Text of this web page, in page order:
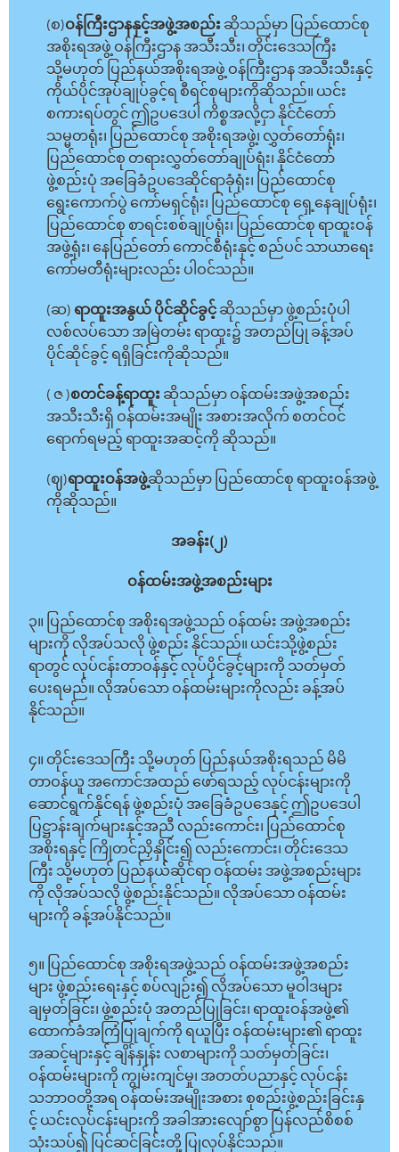
(စ)ဝန်ကြီးဌာနနှင့်အဖွဲ့အစည်း ဆိုသည်မှာ ပြည်ထောင်စု
အစိုးရအဖွဲ့ ဝန်ကြီးဌာန အသီးသီး၊ တိုင်းဒေသကြီး
သို့မဟုတ် ပြည်နယ်အစိုးရအဖွဲ့ ဝန်ကြီးဌာန အသီးသီးနှင့်
ကိုယ်ပိုင်အုပ်ချုပ်ခွင့်ရ စီရင်စုများကိုဆိုသည်။ ယင်း
စကားရပ်တွင် ဤဥပဒေပါ ကိစ္စအလို့ငှာ နိုင်ငံတော်
သမ္မတရုံး၊ ပြည်ထောင်စု အစိုးရအဖွဲ့၊ လွှတ်တော်ရုံး၊
ပြည်ထောင်စု တရားလွှတ်တော်ချုပ်ရုံး၊ နိုင်ငံတော်
ဖွဲ့စည်းပုံ အခြေခံဥပဒေဆိုင်ရာခုံရုံး၊ ပြည်ထောင်စု
ရွေးကောက်ပွဲ ကော်မရှင်ရုံး၊ ပြည်ထောင်စု ရှေ့နေချုပ်ရုံး၊
ပြည်ထောင်စု စာရင်းစစ်ချုပ်ရုံး၊ ပြည်ထောင်စု ရာထူးဝန်
အဖွဲ့ရုံး၊ နေပြည်တော် ကောင်စီရုံးနှင့် စည်ပင် သာယာရေး
ကော်မတီရုံးများလည်း ပါဝင်သည်။
(ဆ) ရာထူးအနွယ် ပိုင်ဆိုင်ခွင့် ဆိုသည်မှာ ဖွဲ့စည်းပုံပါ
လစ်လပ်သော အမြဲတမ်း ရာထူး၌ အတည်ပြု ခန့်အပ်
ပိုင်ဆိုင်ခွင့် ရရှိခြင်းကိုဆိုသည်။
( ဇ )စတင်ခန့်ရာထူး ဆိုသည်မှာ ဝန်ထမ်းအဖွဲ့အစည်း
အသီးသီးရှိ ဝန်ထမ်းအမျိုး အစားအလိုက် စတင်ဝင်
ရောက်ရမည့် ရာထူးအဆင့်ကို ဆိုသည်။
(ဈ)ရာထူးဝန်အဖွဲ့ဆိုသည်မှာ ပြည်ထောင်စု ရာထူးဝန်အဖွဲ့
ကိုဆိုသည်။
အခန်း(၂)
ဝန်ထမ်းအဖွဲ့အစည်းများ
၃။ ပြည်ထောင်စု အစိုးရအဖွဲ့သည် ဝန်ထမ်း အဖွဲ့အစည်း
များကို လိုအပ်သလို ဖွဲ့စည်း နိုင်သည်။ ယင်းသို့ဖွဲ့စည်း
ရာတွင် လုပ်ငန်းတာဝန်နှင့် လုပ်ပိုင်ခွင့်များကို သတ်မှတ်
ပေးရမည်။ လိုအပ်သော ဝန်ထမ်းများကိုလည်း ခန့်အပ်
နိုင်သည်။
၄။ တိုင်းဒေသကြီး သို့မဟုတ် ပြည်နယ်အစိုးရသည် မိမိ
တာဝန်ယူ အကောင်အထည် ဖော်ရသည့် လုပ်ငန်းများကို
ဆောင်ရွက်နိုင်ရန် ဖွဲ့စည်းပုံ အခြေခံဥပဒေနှင့် ဤဥပဒေပါ
ပြဋ္ဌာန်းချက်များနှင့်အညီ လည်းကောင်း၊ ပြည်ထောင်စု
အစိုးရနှင့် ကြိုတင်ညှိနှိုင်း၍ လည်းကောင်း၊ တိုင်းဒေသ
ကြီး သို့မဟုတ် ပြည်နယ််ဆိုင်ရာ ဝန်ထမ်း အဖွဲ့အစည်းများ
ကို လိုအပ်သလို ဖွဲ့စည်းနိုင်သည်။ လိုအပ်သော ဝန်ထမ်း
များကို ခန့်အပ်နိုင်သည်။
၅။ ပြည်ထောင်စု အစိုးရအဖွဲ့သည် ဝန်ထမ်းအဖွဲ့အစည်း
များ ဖွဲ့စည်းရေးနှင့် စပ်လျဉ်း၍ လိုအပ်သော မူဝါဒများ
ချမှတ်ခြင်း၊ ဖွဲ့စည်းပုံ အတည်ပြုခြင်း၊ ရာထူးဝန်အဖွဲ့၏
ထောက်ခံအကြံပြုချက်ကို ရယူပြီး ဝန်ထမ်းများ၏ ရာထူး
အဆင့်များနှင့် ချိန်နှုန်း လစာများကို သတ်မှတ်ခြင်း၊
ဝန်ထမ်းများကို ကျွမ်းကျင်မှု၊ အတတ်ပညာနှင့် လုပ်ငန်း
သဘာဝတို့အရ ဝန်ထမ်းအမျိုးအစား စုစည်းဖွဲ့စည်းခြင်းနှ
င့် ယင်းလုပ်ငန်းများကို အခါအားလျော်စွာ ပြန်လည်စိစစ်
သုံးသပ်၍ ပြင်ဆင်ခြင်းတို့ ပြုလုပ်နိုင်သည်။